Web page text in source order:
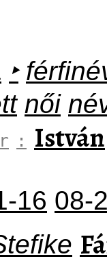
‣
női
: István
16 08-